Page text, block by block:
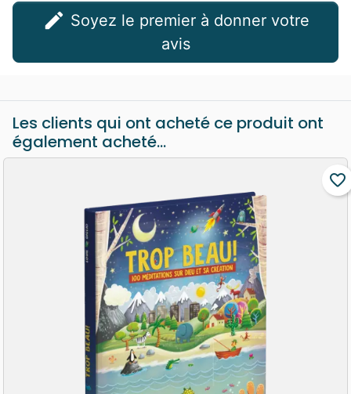
edit
avis
Les clients qui ont acheté ce produit ont
également acheté...
favorite_border